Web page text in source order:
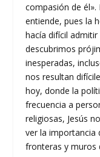
compasión de
entiende, pues la
hacía difícil
descubrimos
inesperadas,
nos resultan
hoy, donde la
frecuencia a
religiosas, Jesús
ver la importancia
fronteras y muros